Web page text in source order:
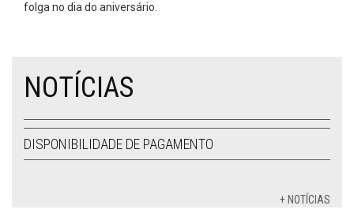
folga no dia do aniversário.
NOTÍCIAS
DISPONIBILIDADE DE PAGAMENTO
+ NOTÍCIAS